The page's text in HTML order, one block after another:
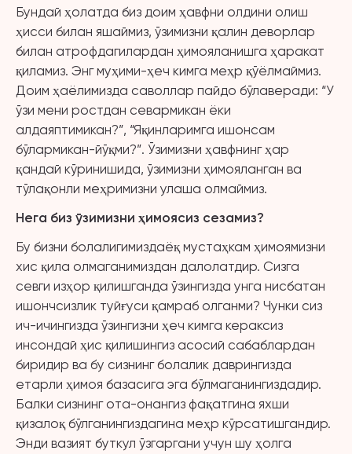
Бундай ҳолатда биз доим ҳавфни олдини олиш
ҳисси билан яшаймиз, ўзимизни қалин деворлар
билан атрофдагилардан ҳимояланишга ҳаракат
қиламиз. Энг муҳими-ҳеч кимга меҳр қўёлмаймиз.
Доим ҳаёлимизда саволлар пайдо бўлаверади: “У
ўзи мени ростдан севармикан ёки
алдаяптимикан?”, “Яқинларимга ишонсам
бўлармикан-йўқми?”. Ўзимизни ҳавфнинг ҳар
қандай кўринишида, ўзимизни ҳимояланган ва
тўлақонли меҳримизни улаша олмаймиз.
Нега биз ўзимизни ҳимоясиз сезамиз?
Бу бизни болалигимиздаёқ мустаҳкам ҳимоямизни
хис қила олмаганимиздан далолатдир. Сизга
севги изҳор қилишганда ўзингизда унга нисбатан
ишончсизлик туйғуси қамраб олганми? Чунки сиз
ич-ичингизда ўзингизни ҳеч кимга кераксиз
инсондай ҳис қилишингиз асосий сабаблардан
биридир ва бу сизнинг болалик даврингизда
етарли ҳимоя базасига эга бўлмаганингиздадир.
Балки сизнинг ота-онангиз фақатгина яхши
қизалоқ бўлганингиздагина меҳр кўрсатишгандир.
Энди вазият буткул ўзгаргани учун шу ҳолга